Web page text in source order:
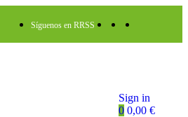
Síguenos en RRSS
Sign in
0 0,00 €